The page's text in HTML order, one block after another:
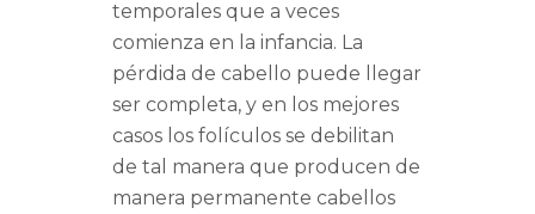
temporales que a veces
comienza en la infancia. La
pérdida de cabello puede llegar
ser completa, y en los mejores
casos los folículos se debilitan
de tal manera que producen de
manera permanente cabellos